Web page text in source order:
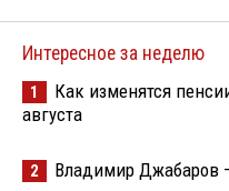
Интересное за неделю
1
Как изменятся
августа
2 Владимир Джабаров